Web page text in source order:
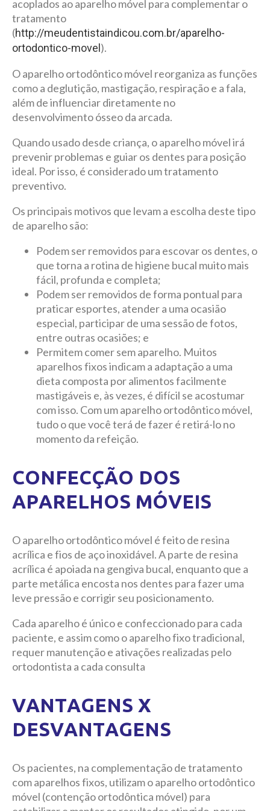
acoplados ao aparelho móvel para complementar o
tratamento
(http://meudentistaindicou.com.br/aparelho-
ortodontico-movel ).
O aparelho ortodôntico móvel reorganiza as funções
como a deglutição, mastigação, respiração e a fala,
além de influenciar diretamente no
desenvolvimento ósseo da arcada.
Quando usado desde criança, o aparelho móvel irá
prevenir problemas e guiar os dentes para posição
ideal. Por isso, é considerado um tratamento
preventivo.
Os principais motivos que levam a escolha deste tipo
de aparelho são:
Podem ser removidos para escovar os dentes, o
que torna a rotina de higiene bucal muito mais
fácil, profunda e completa;
Podem ser removidos de forma pontual para
praticar esportes, atender a uma ocasião
especial, participar de uma sessão de fotos,
entre outras ocasiões; e
Permitem comer sem aparelho. Muitos
aparelhos fixos indicam a adaptação a uma
dieta composta por alimentos facilmente
mastigáveis e, às vezes, é difícil se acostumar
com isso. Com um aparelho ortodôntico móvel,
tudo o que você terá de fazer é retirá-lo no
momento da refeição.
CONFECÇÃO DOS
APARELHOS MÓVEIS
O aparelho ortodôntico móvel é feito de resina
acrílica e fios de aço inoxidável. A parte de resina
acrílica é apoiada na gengiva bucal, enquanto que a
parte metálica encosta nos dentes para fazer uma
leve pressão e corrigir seu posicionamento.
Cada aparelho é único e confeccionado para cada
paciente, e assim como o aparelho fixo tradicional,
requer manutenção e ativações realizadas pelo
ortodontista a cada consulta
VANTAGENS X
DESVANTAGENS
Os pacientes, na complementação de tratamento
com aparelhos fixos, utilizam o aparelho ortodôntico
móvel (contenção ortodôntica móvel) para